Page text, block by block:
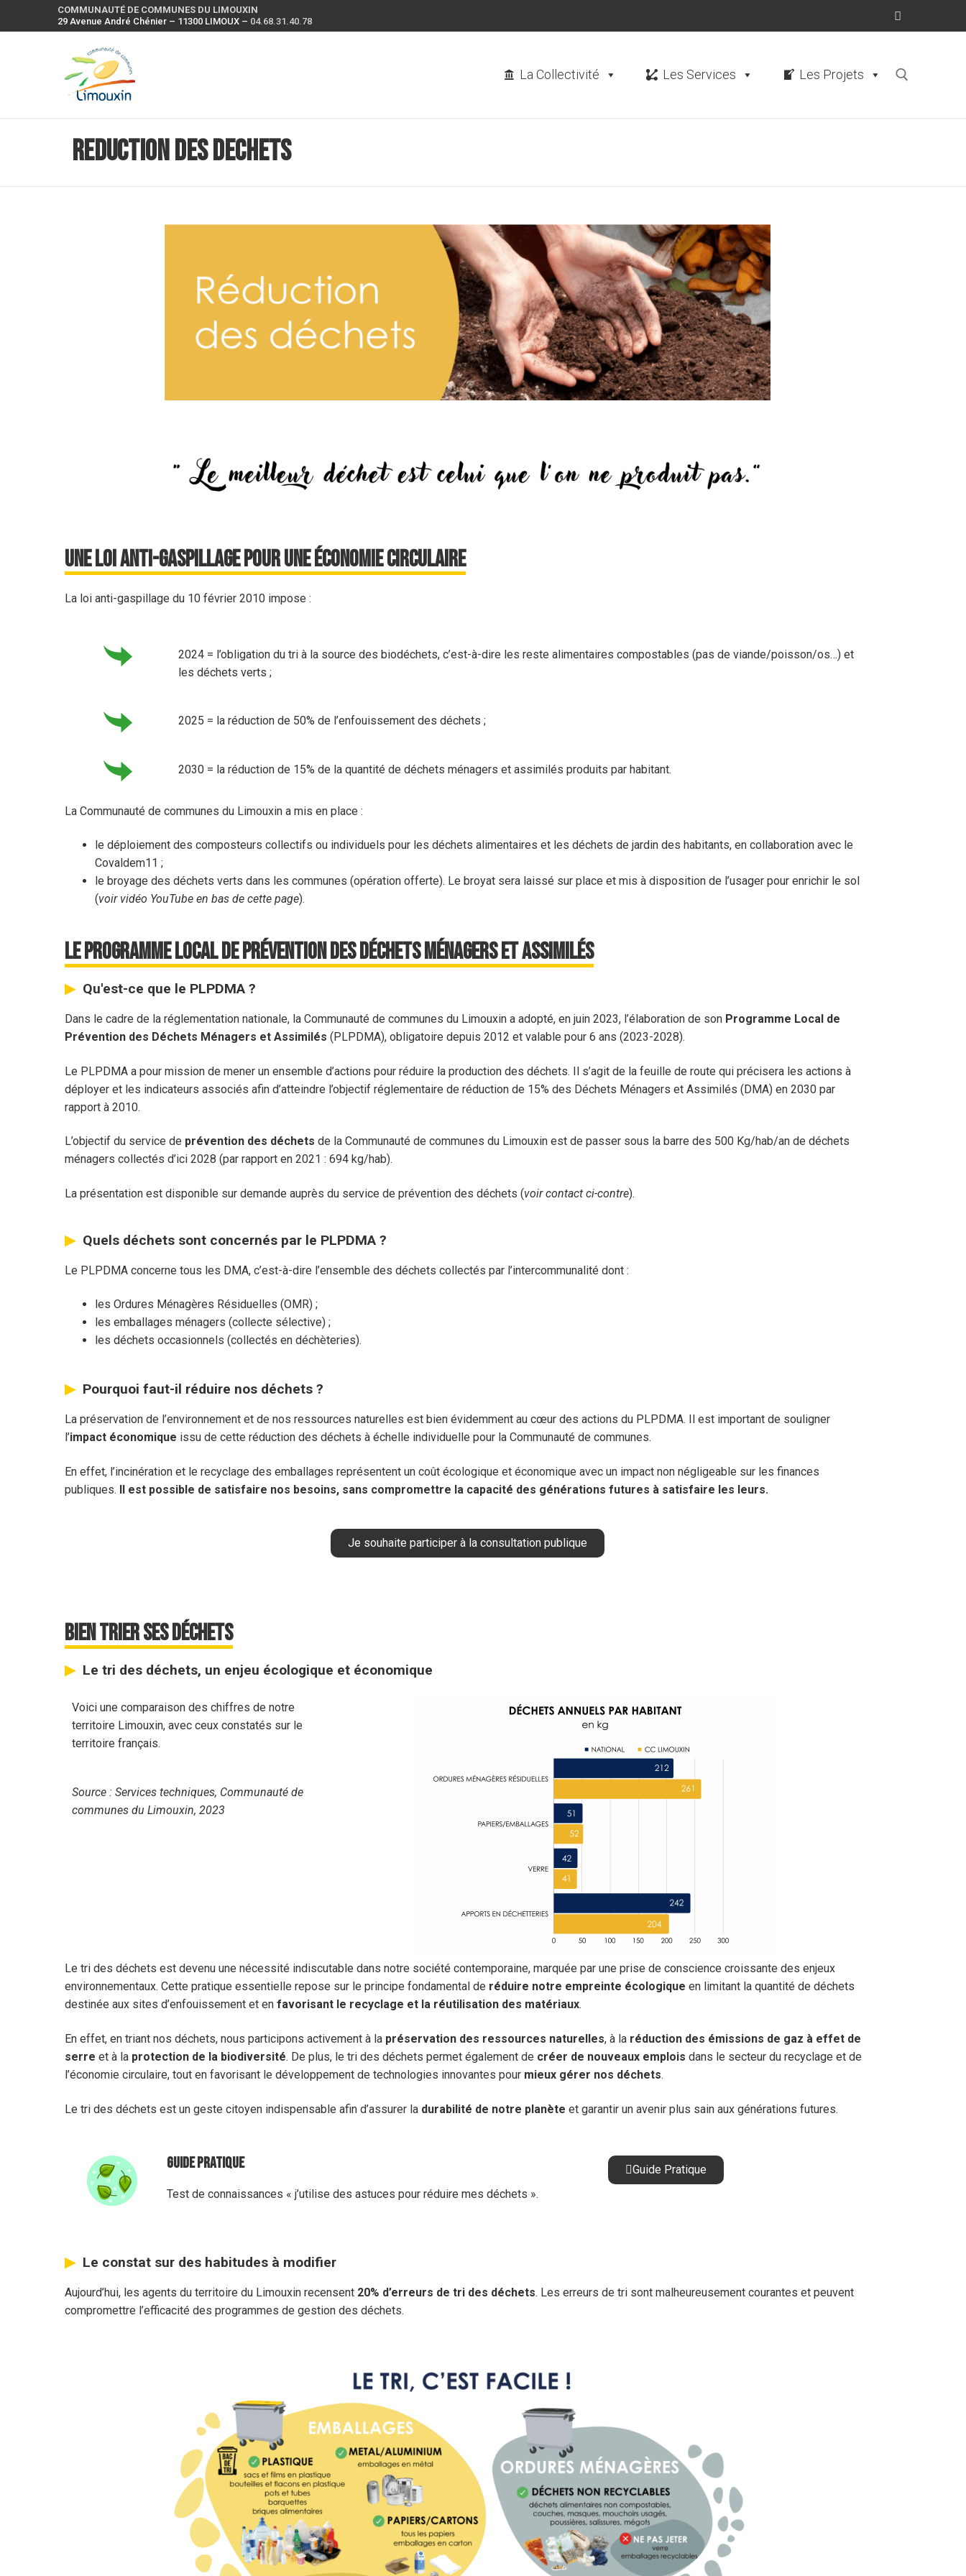
COMMUNAUTÉ DE COMMUNES DU LIMOUXIN
29 Avenue André Chénier – 11300 LIMOUX – 04.68.31.40.78
La Collectivité Les Services Les Projets
Reduction des dechets
une Loi anti-gaspillage pour une économie circulaire
La loi anti-gaspillage du 10 février 2010 impose :
2024 = l’obligation du tri à la source des biodéchets, c’est-à-dire les reste alimentaires compostables (pas de viande/poisson/os…) et
les déchets verts ;
2025 = la réduction de 50% de l’enfouissement des déchets ;
2030 = la réduction de 15% de la quantité de déchets ménagers et assimilés produits par habitant.
La Communauté de communes du Limouxin a mis en place :
le déploiement des composteurs collectifs ou individuels pour les déchets alimentaires et les déchets de jardin des habitants, en collaboration avec le
Covaldem11 ;
le broyage des déchets verts dans les communes (opération offerte). Le broyat sera laissé sur place et mis à disposition de l’usager pour enrichir le sol
(voir vidéo YouTube en bas de cette page).
Le Programme Local de Prévention des Déchets Ménagers et Assimilés
Qu'est-ce que le PLPDMA ?
Dans le cadre de la réglementation nationale, la Communauté de communes du Limouxin a adopté, en juin 2023, l’élaboration de son Programme Local de
Prévention des Déchets Ménagers et Assimilés (PLPDMA), obligatoire depuis 2012 et valable pour 6 ans (2023-2028).
Le PLPDMA a pour mission de mener un ensemble d’actions pour réduire la production des déchets. Il s’agit de la feuille de route qui précisera les actions à
déployer et les indicateurs associés afin d’atteindre l’objectif réglementaire de réduction de 15% des Déchets Ménagers et Assimilés (DMA) en 2030 par
rapport à 2010.
L’objectif du service de prévention des déchets de la Communauté de communes du Limouxin est de passer sous la barre des 500 Kg/hab/an de déchets
ménagers collectés d’ici 2028 (par rapport en 2021 : 694 kg/hab).
La présentation est disponible sur demande auprès du service de prévention des déchets (voir contact ci-contre).
Quels déchets sont concernés par le PLPDMA ?
Le PLPDMA concerne tous les DMA, c’est-à-dire l’ensemble des déchets collectés par l’intercommunalité dont :
les Ordures Ménagères Résiduelles (OMR) ;
les emballages ménagers (collecte sélective) ;
les déchets occasionnels (collectés en déchèteries).
Pourquoi faut-il réduire nos déchets ?
La préservation de l’environnement et de nos ressources naturelles est bien évidemment au cœur des actions du PLPDMA. Il est important de souligner
l’impact économique issu de cette réduction des déchets à échelle individuelle pour la Communauté de communes.
En effet, l’incinération et le recyclage des emballages représentent un coût écologique et économique avec un impact non négligeable sur les finances
publiques. Il est possible de satisfaire nos besoins, sans compromettre la capacité des générations futures à satisfaire les leurs.
Je souhaite participer à la consultation publique
Bien trier ses déchets
Le tri des déchets, un enjeu écologique et économique
Voici une comparaison des chiffres de notre
territoire Limouxin, avec ceux constatés sur le
territoire français.
Source : Services techniques, Communauté de
communes du Limouxin, 2023
Le tri des déchets est devenu une nécessité indiscutable dans notre société contemporaine, marquée par une prise de conscience croissante des enjeux
environnementaux. Cette pratique essentielle repose sur le principe fondamental de réduire notre empreinte écologique en limitant la quantité de déchets
destinée aux sites d’enfouissement et en favorisant le recyclage et la réutilisation des matériaux.
En effet, en triant nos déchets, nous participons activement à la préservation des ressources naturelles, à la réduction des émissions de gaz à effet de
serre et à la protection de la biodiversité. De plus, le tri des déchets permet également de créer de nouveaux emplois dans le secteur du recyclage et de
l’économie circulaire, tout en favorisant le développement de technologies innovantes pour mieux gérer nos déchets.
Le tri des déchets est un geste citoyen indispensable afin d’assurer la durabilité de notre planète et garantir un avenir plus sain aux générations futures.
GUIDE PRATIQUE
Test de connaissances « j’utilise des astuces pour réduire mes déchets ».
Guide Pratique
Le constat sur des habitudes à modifier
Aujourd’hui, les agents du territoire du Limouxin recensent 20% d’erreurs de tri des déchets. Les erreurs de tri sont malheureusement courantes et peuvent
compromettre l’efficacité des programmes de gestion des déchets.